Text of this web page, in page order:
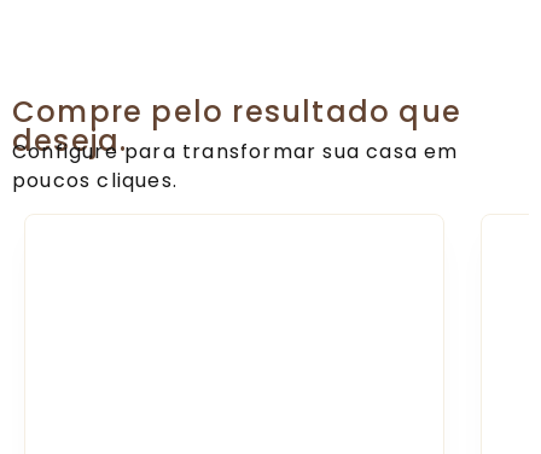
Compre pelo resultado que
deseja.
Configure para transformar sua casa em
poucos cliques.